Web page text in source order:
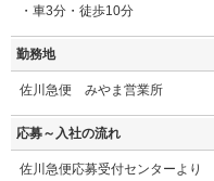
・車3分・徒歩10分
勤務地
佐川急便 みやま営業所
応募～入社の流れ
佐川急便応募受付センターより